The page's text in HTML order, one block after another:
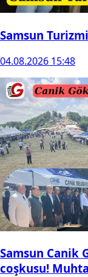
Samsun
04.08.2026 15:48
Samsun Canik
coşkusu!